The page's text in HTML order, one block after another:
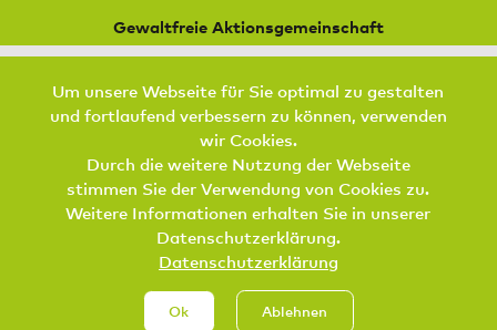
Gewaltfreie Aktionsgemeinschaft
für Natur und Umwelt
21073 Hamburg
AKTIV WERDEN
DATENSCHUTZ IMPRESSUM JOBS
Um unsere Webseite für Sie optimal zu gestalten
und fortlaufend verbessern zu können, verwenden
wir Cookies.
Durch die weitere Nutzung der Webseite
stimmen Sie der Verwendung von Cookies zu.
Weitere Informationen erhalten Sie in unserer
Datenschutzerklärung.
Datenschutzerklärung
Ok Ablehnen